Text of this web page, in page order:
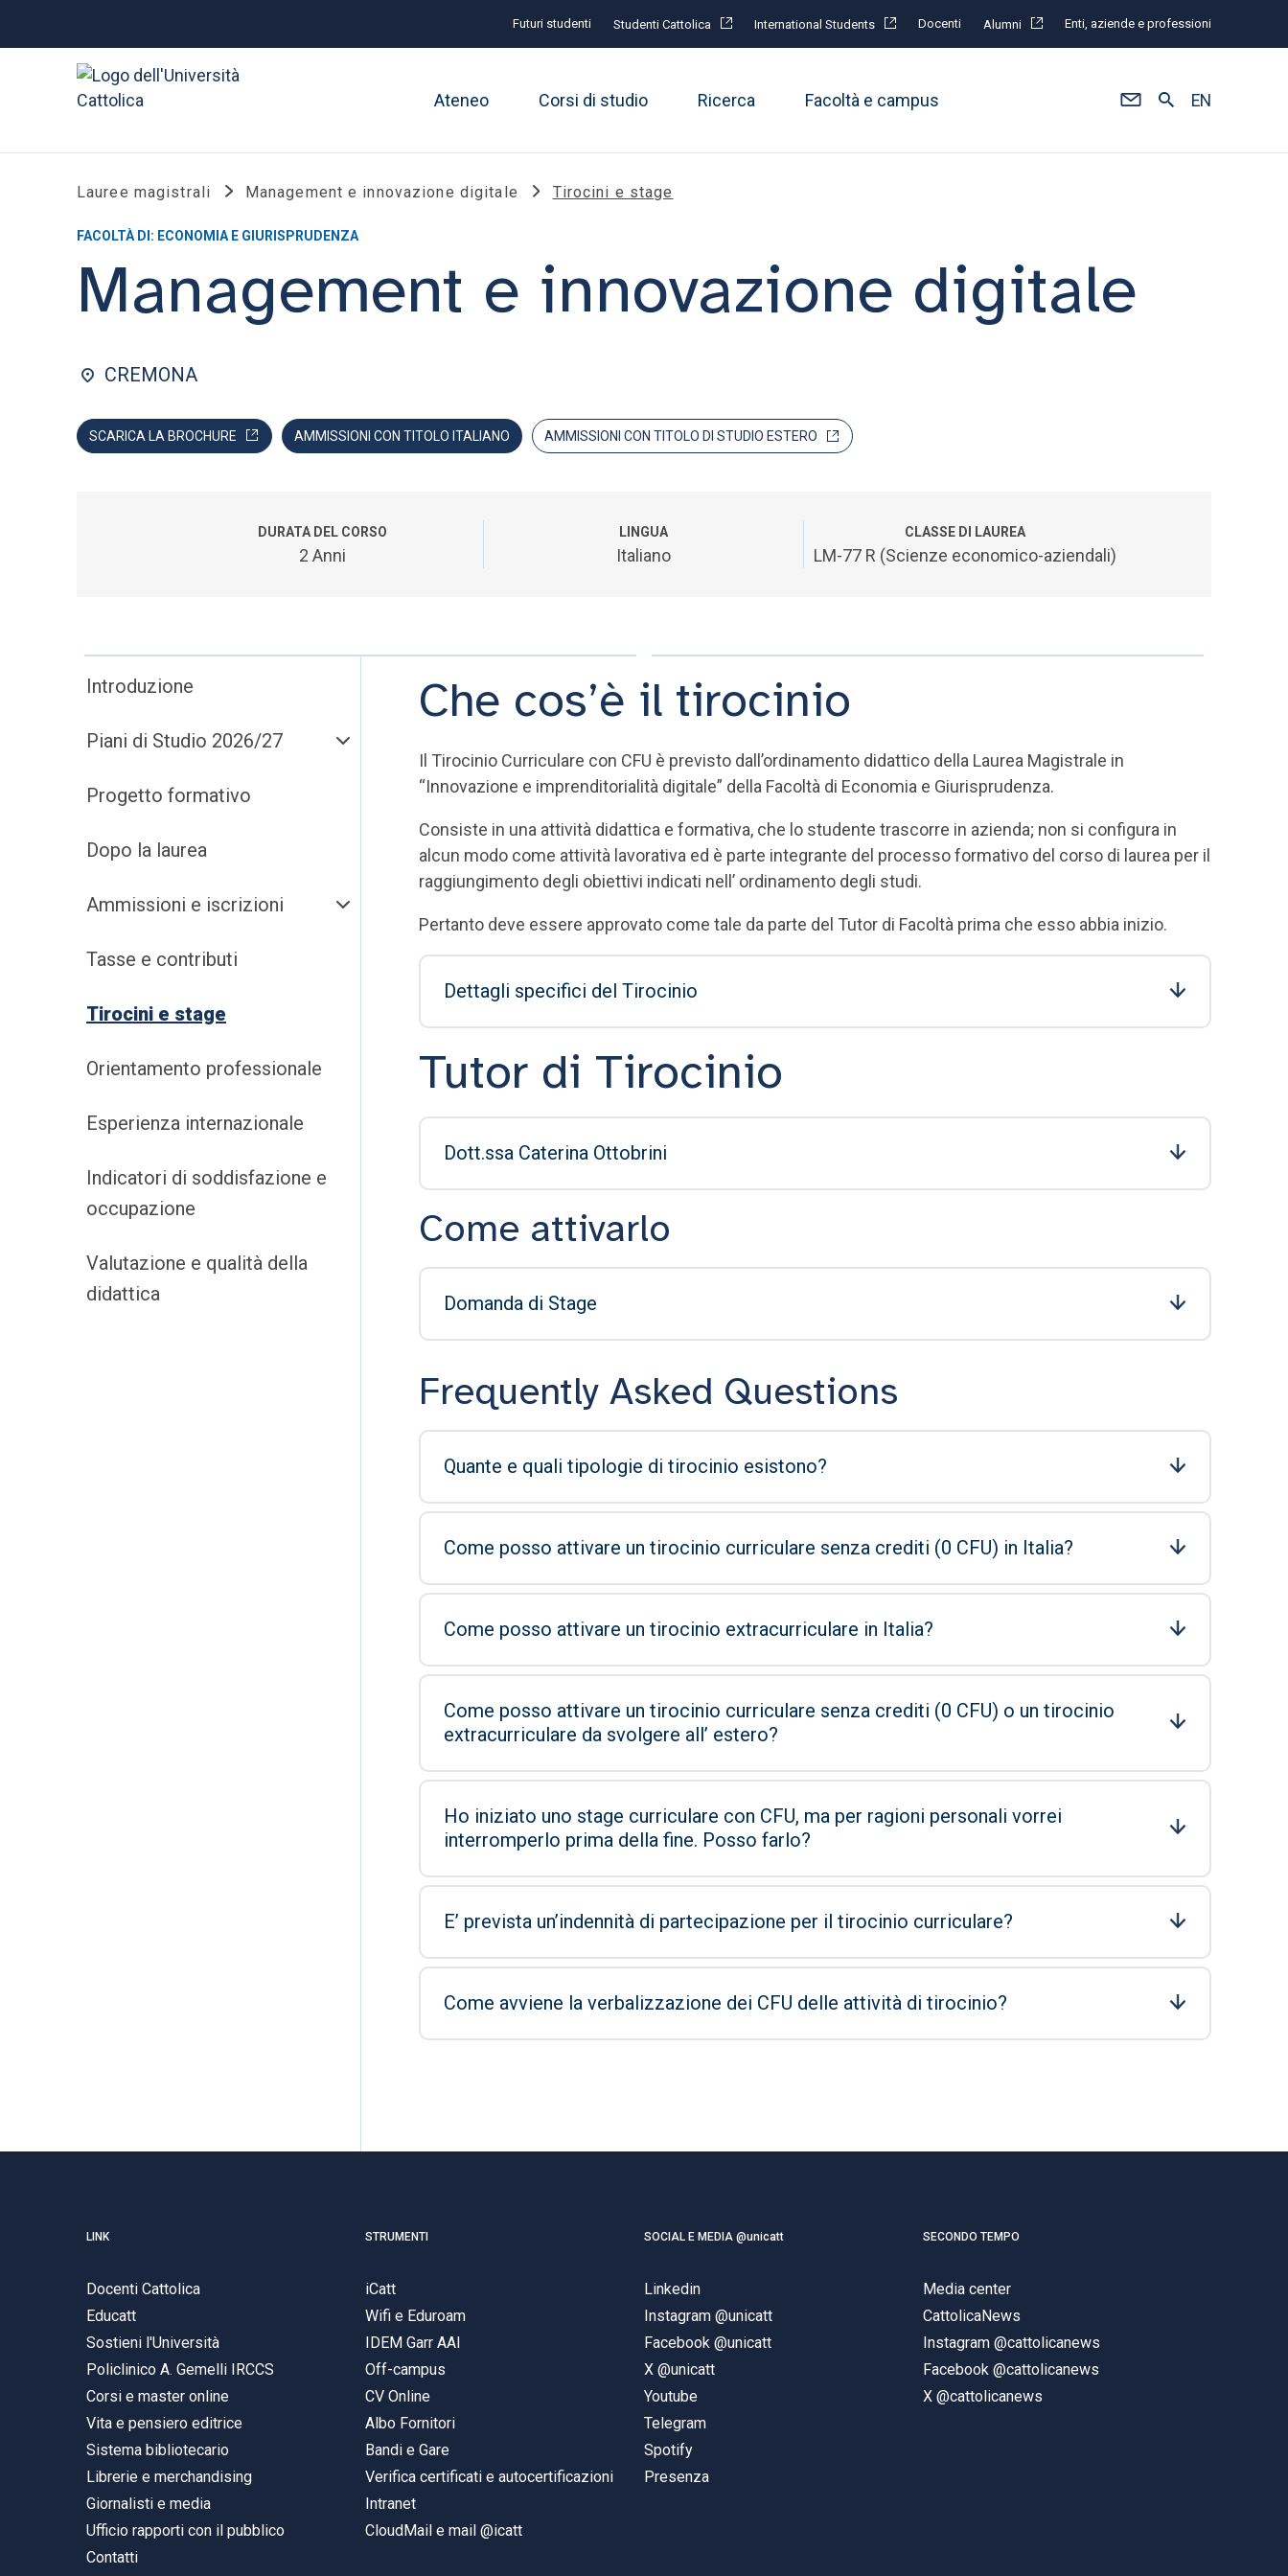
Futuri studenti Studenti Cattolica International Students Docenti Alumni Enti, aziende e professioni
Ateneo Corsi di studio Ricerca Facoltà e campus EN
Lauree magistrali Management e innovazione digitale Tirocini e stage
FACOLTÀ DI: ECONOMIA E GIURISPRUDENZA
Management e innovazione digitale
CREMONA
SCARICA LA BROCHURE AMMISSIONI CON TITOLO ITALIANO AMMISSIONI CON TITOLO DI STUDIO ESTERO
DURATA DEL CORSO
2 Anni
LINGUA
Italiano
CLASSE DI LAUREA
LM-77 R (Scienze economico-aziendali)
Introduzione
Piani di Studio 2026/27
Progetto formativo
Dopo la laurea
Ammissioni e iscrizioni
Tasse e contributi
Tirocini e stage
Orientamento professionale
Esperienza internazionale
Indicatori di soddisfazione e
occupazione
Valutazione e qualità della
didattica
Che cos’è il tirocinio
Il Tirocinio Curriculare con CFU è previsto dall’ordinamento didattico della Laurea Magistrale in
“Innovazione e imprenditorialità digitale” della Facoltà di Economia e Giurisprudenza.
Consiste in una attività didattica e formativa, che lo studente trascorre in azienda; non si configura in
alcun modo come attività lavorativa ed è parte integrante del processo formativo del corso di laurea per il
raggiungimento degli obiettivi indicati nell’ ordinamento degli studi.
Pertanto deve essere approvato come tale da parte del Tutor di Facoltà prima che esso abbia inizio.
Dettagli specifici del Tirocinio
Tutor di Tirocinio
Dott.ssa Caterina Ottobrini
Come attivarlo
Domanda di Stage
Frequently Asked Questions
Quante e quali tipologie di tirocinio esistono?
Come posso attivare un tirocinio curriculare senza crediti (0 CFU) in Italia?
Come posso attivare un tirocinio extracurriculare in Italia?
Come posso attivare un tirocinio curriculare senza crediti (0 CFU) o un tirocinio
extracurriculare da svolgere all’ estero?
Ho iniziato uno stage curriculare con CFU, ma per ragioni personali vorrei
interromperlo prima della fine. Posso farlo?
E’ prevista un’indennità di partecipazione per il tirocinio curriculare?
Come avviene la verbalizzazione dei CFU delle attività di tirocinio?
LINK
Docenti Cattolica
Educatt
Sostieni l'Università
Policlinico A. Gemelli IRCCS
Corsi e master online
Vita e pensiero editrice
Sistema bibliotecario
Librerie e merchandising
Giornalisti e media
Ufficio rapporti con il pubblico
Contatti
STRUMENTI
iCatt
Wifi e Eduroam
IDEM Garr AAI
Off-campus
CV Online
Albo Fornitori
Bandi e Gare
Verifica certificati e autocertificazioni
Intranet
CloudMail e mail @icatt
SOCIAL E MEDIA @unicatt
Linkedin
Instagram @unicatt
Facebook @unicatt
X @unicatt
Youtube
Telegram
Spotify
Presenza
SECONDO TEMPO
Media center
CattolicaNews
Instagram @cattolicanews
Facebook @cattolicanews
X @cattolicanews